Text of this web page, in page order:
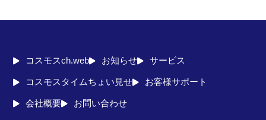
コスモスch.web お知らせ サービス
コスモスタイムちょい見せ お客様サポート
会社概要 お問い合わせ